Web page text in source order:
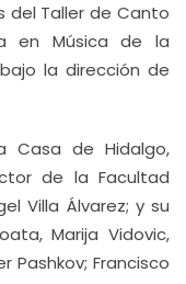
del Taller de Canto
en Música de la
la dirección de
Casa de Hidalgo,
de la Facultad
Villa Álvarez; y su
Marija Vidovic,
Pashkov; Francisco